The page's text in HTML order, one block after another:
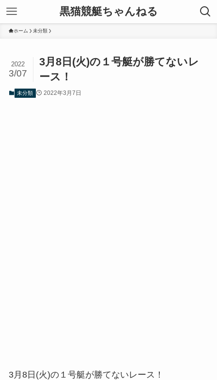
黒猫競艇ちゃんねる
ホーム 未分類
3月8日(火)の１号艇が勝てないレ
ース！
2022
3/07
未分類 2022年3月7日
3月8日(火)の１号艇が勝てないレース！